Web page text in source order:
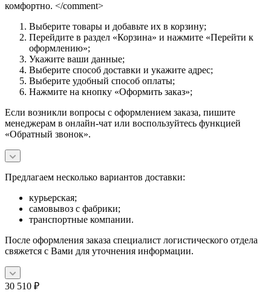
комфортно. </comment>
Выберите товары и добавьте их в корзину;
Перейдите в раздел «Корзина» и нажмите «Перейти к
оформлению»;
Укажите ваши данные;
Выберите способ доставки и укажите адрес;
Выберите удобный способ оплаты;
Нажмите на кнопку «Оформить заказ»;
Если возникли вопросы с оформлением заказа, пишите
менеджерам в онлайн-чат или воспользуйтесь функцией
«Обратный звонок».
Предлагаем несколько вариантов доставки:
курьерская;
самовывоз с фабрики;
транспортные компании.
После оформления заказа специалист логистического отдела
свяжется с Вами для уточнения информации.
30 510 ₽